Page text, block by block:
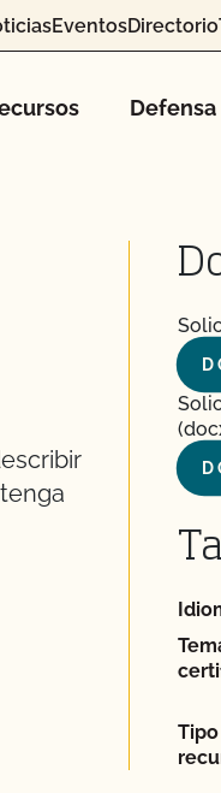
EventosDirectorio
Defensa